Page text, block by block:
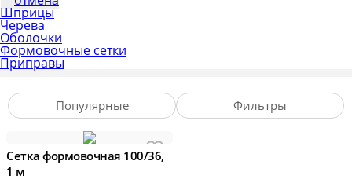
Шприцы
Черева
Оболочки
Формовочные сетки
Приправы
Популярные Фильтры
Сетка формовочная 100/36,
1 м